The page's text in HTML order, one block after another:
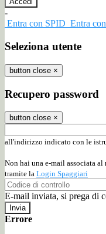
-
Entra con SPID Entra
Seleziona utente
button close ×
Recupero password
button close ×
all'indirizzo indicato con le
Non hai una e-mail associata
tramite la Login Spaggiari
E-mail inviata, si prega di
Errore